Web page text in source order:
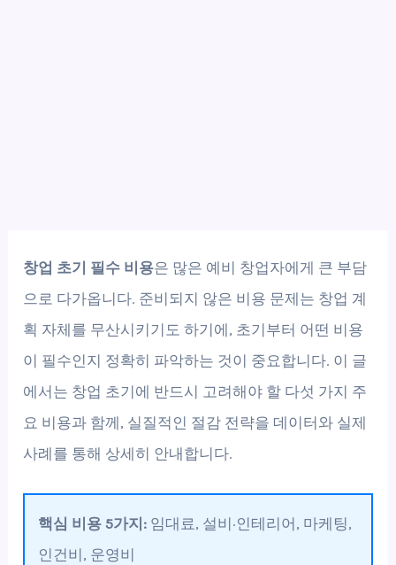
창업 초기 필수 비용은 많은 예비 창업자에게 큰 부담
으로 다가옵니다. 준비되지 않은 비용 문제는 창업 계
획 자체를 무산시키기도 하기에, 초기부터 어떤 비용
이 필수인지 정확히 파악하는 것이 중요합니다. 이 글
에서는 창업 초기에 반드시 고려해야 할 다섯 가지 주
요 비용과 함께, 실질적인 절감 전략을 데이터와 실제
사례를 통해 상세히 안내합니다.
핵심 비용 5가지: 임대료, 설비·인테리어, 마케팅,
인건비, 운영비